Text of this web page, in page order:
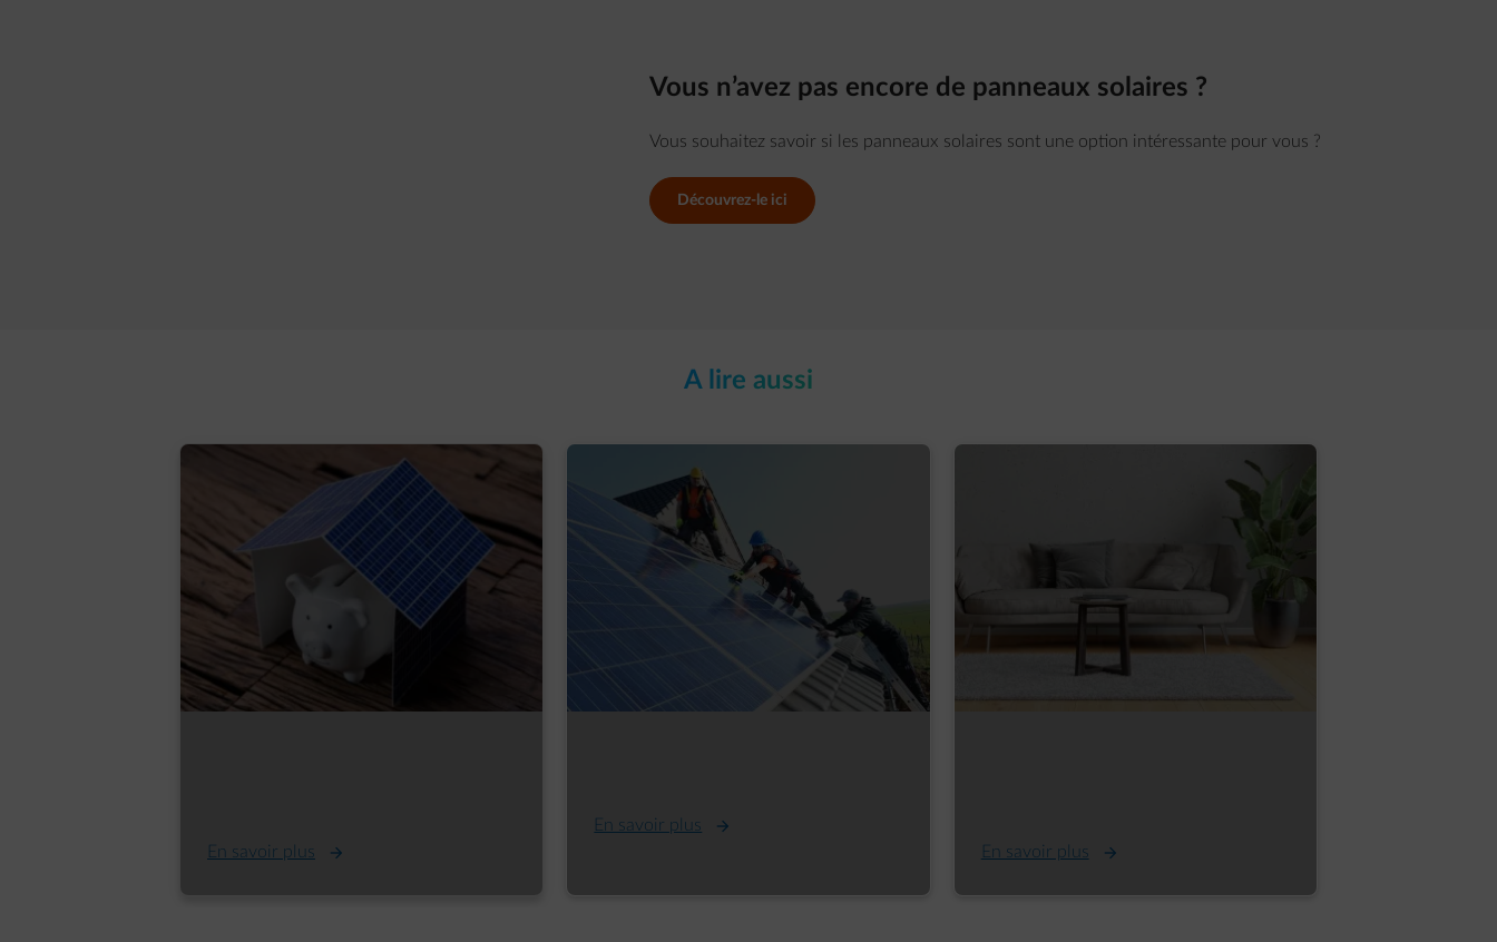
Vous n’avez pas encore de panneaux solaires ?
Vous souhaitez savoir si les panneaux solaires sont une option intéressante pour vous ?
Découvrez-le ici
A lire aussi
En savoir plus
En savoir plus
En savoir plus